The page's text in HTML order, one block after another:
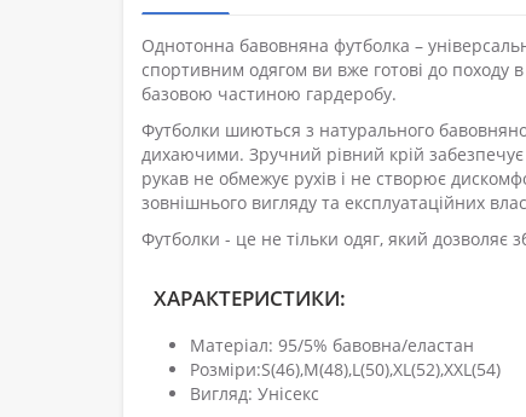
Однотонна бавовняна футболка –
спортивним одягом ви вже готові до походу
базовою частиною гардеробу.
Футболки шиються з натурального
дихаючими. Зручний рівний крій
рукав не обмежує рухів і не створює
зовнішнього вигляду та експлуатаційних
Футболки - це не тільки одяг, який дозволяє
ХАРАКТЕРИСТИКИ:
Матеріал: 95/5% бавовна/еластан
Розміри:S(46),M(48),L(50),XL(52),XXL(54)
Вигляд: Унісекс